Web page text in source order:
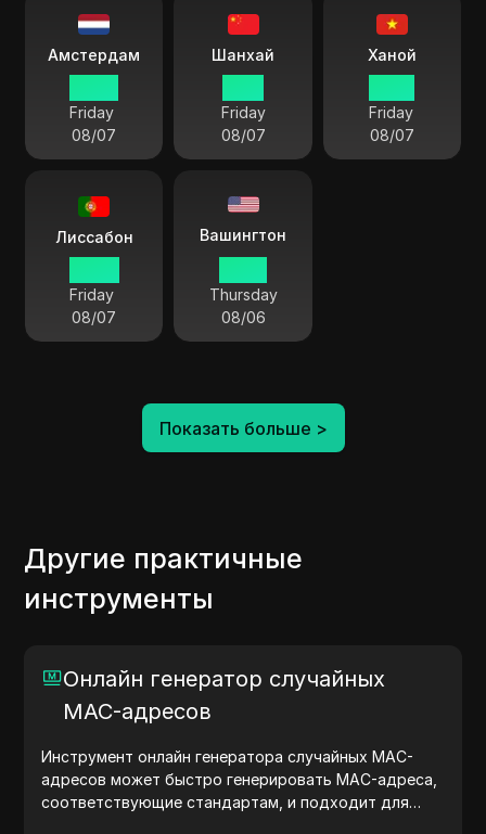
Амстердам
Friday
08/07
Шанхай
Friday
08/07
Ханой
Friday
08/07
Лиссабон
Friday
08/07
Вашингтон
Thursday
08/06
Показать больше >
Другие практичные
инструменты
Онлайн генератор случайных
MAC-адресов
Инструмент онлайн генератора случайных MAC-
адресов может быстро генерировать MAC-адреса,
соответствующие стандартам, и подходит для